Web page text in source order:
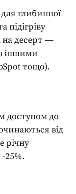
глибинної
підігріву
на десерт ―
іншими
тощо).
доступом до
від
річну
25%.